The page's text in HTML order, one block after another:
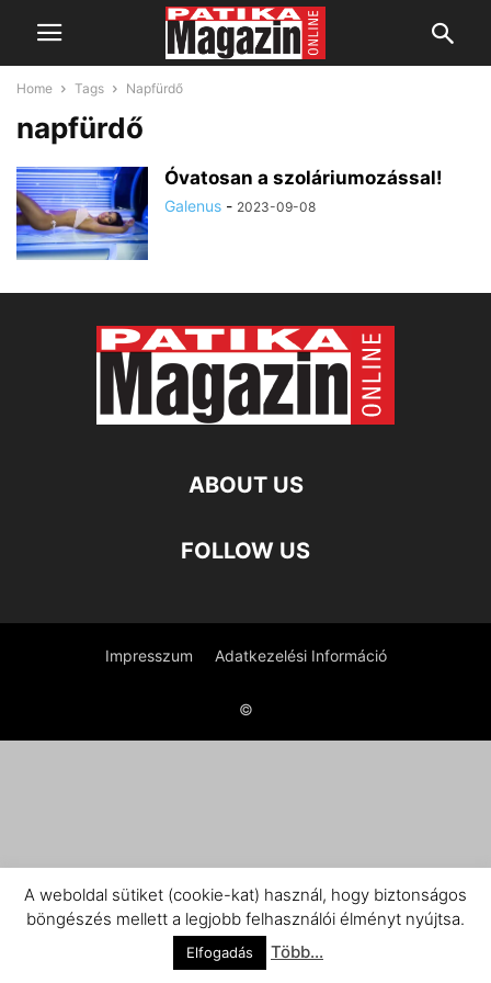
Home Tags Napfürdő
napfürdő
Óvatosan a szoláriumozással!
Galenus - 2023-09-08
ABOUT US
FOLLOW US
Impresszum Adatkezelési Információ
©
A weboldal sütiket (cookie-kat) használ, hogy biztonságos
böngészés mellett a legjobb felhasználói élményt nyújtsa.
Elfogadás Több...